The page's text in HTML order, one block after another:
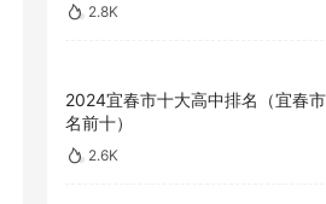
2.8K
2024宜春市十大高中排名（宜春
名前十）
2.6K